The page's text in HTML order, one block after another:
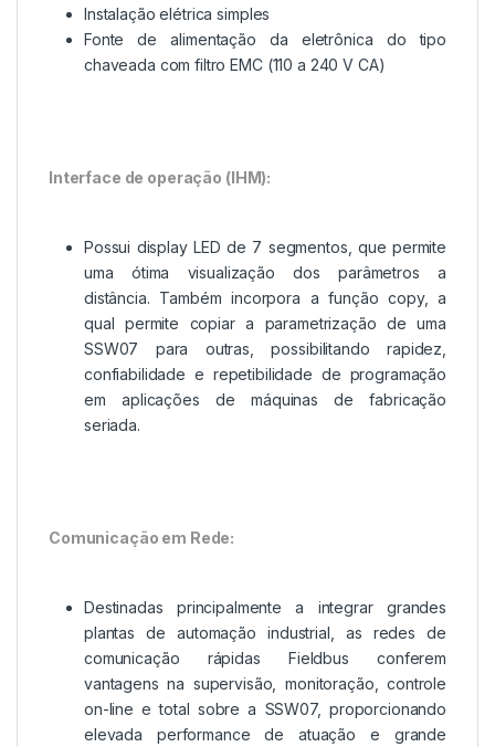
Instalação elétrica simples
Fonte de alimentação da eletrônica do tipo
chaveada com filtro EMC (110 a 240 V CA)
Interface de operação (IHM):
Possui display LED de 7 segmentos, que permite
uma ótima visualização dos parâmetros a
distância. Também incorpora a função copy, a
qual permite copiar a parametrização de uma
SSW07 para outras, possibilitando rapidez,
confiabilidade e repetibilidade de programação
em aplicações de máquinas de fabricação
seriada.
Comunicação em Rede:
Destinadas principalmente a integrar grandes
plantas de automação industrial, as redes de
comunicação rápidas Fieldbus conferem
vantagens na supervisão, monitoração, controle
on-line e total sobre a SSW07, proporcionando
elevada performance de atuação e grande